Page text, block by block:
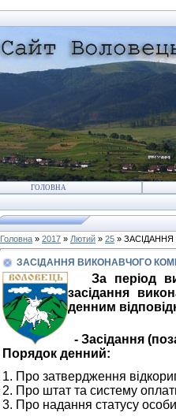
ГОЛОВНА
Головна » 2017 » Лютий » 25 »
ЗАСІДАННЯ ВИКОНАВЧОГО
За період
засідання
денним
- Засідання
Порядок денний:
1. Про затвердження
2. Про штат та систему
3. Про надання статусу